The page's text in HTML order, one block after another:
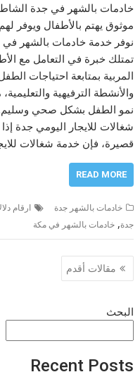
خادمات بالشهر في جدة
موثوق يهتم بالأطفال ويوفر
نوفر خدمة خادمات بالشهر
تمتلك خبرة في التعامل مع
المربية بمتابعة احتياجات
والأنشطة الترفيهية
نمو الطفل بشكل صحي
شغالات للايجار اليومي جدة
قصيرة، فإن خدمة شغالات
READ MORE
خادمات بالشهر جدة ارقام
جدة,خادمات بالشهر في مكة
تصفّح
المقالات
مقالات أقدم
البحث
Recent Posts